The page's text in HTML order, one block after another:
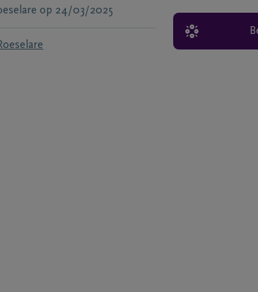
op 24/03/2025